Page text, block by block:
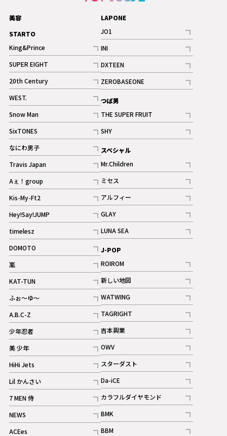
美容
STARTO
King&Prince
記事
SUPER EIGHT
記事
20th Century
記事
WEST.
記事
Snow Man
記事
ギャラリー
SixTONES
記事
ギャラリー
なにわ男子
記事
Travis Japan
記事
Aぇ！group
記事
Kis-My-Ft2
記事
ギャラリー
Hey!Say!JUMP
記事
timelesz
記事
DOMOTO
記事
嵐
記事
KAT-TUN
記事
ふぉ～ゆ～
記事
A.B.C-Z
記事
ギャラリー
少年忍者
記事
美 少年
記事
HiHi Jets
記事
Lil かんさい
記事
7 MEN 侍
記事
NEWS
記事
ACEes
LAPONE
JO1
記事
INI
記事
ギャラリー
DXTEEN
記事
ギャラリー
ZEROBASEONE
記事
つば男
THE SUPER FRUIT
記事
SHY
記事
スペシャル
Mr.Children
記事
ミセス
記事
アルフィー
記事
GLAY
記事
LUNA SEA
記事
J-POP
ROIROM
記事
新しい地図
記事
WATWING
記事
TAGRIGHT
記事
吉本興業
記事
OWV
記事
ギャラリー
スターダスト
記事
Da-iCE
記事
カラフルダイヤモンド
記事
BMK
記事
BBM